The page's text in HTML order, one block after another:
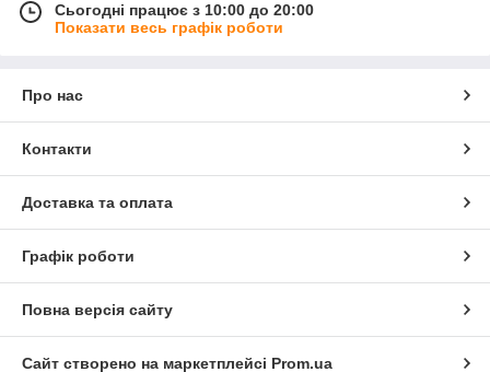
Сьогодні працює з 10:00 до 20:00
Показати весь графік роботи
Про нас
Контакти
Доставка та оплата
Графік роботи
Повна версія сайту
Сайт створено на маркетплейсі Prom.ua